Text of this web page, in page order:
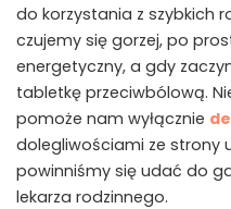
do korzystania z szybkich
czujemy się gorzej, po
energetyczny, a gdy
tabletkę przeciwbólową.
pomoże nam wyłącznie
dolegliwościami ze strony
powinniśmy się udać do
lekarza rodzinnego.